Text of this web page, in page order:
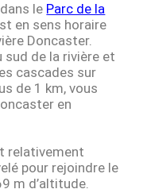
le Parc de la
en sens horaire
Doncaster.
sud de la rivière et
cascades sur
de 1 km, vous
en
relativement
pour rejoindre le
m d’altitude.